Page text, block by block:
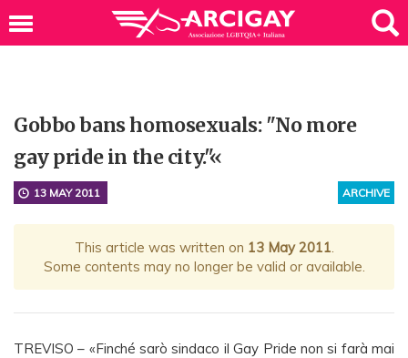
Gobbo bans homosexuals: "No more
gay pride in the city."«
ARCHIVE
13 MAY 2011
This article was written on 13 May 2011.
Some contents may no longer be valid or available.
TREVISO – «Finché sarò sindaco il Gay Pride non si farà mai